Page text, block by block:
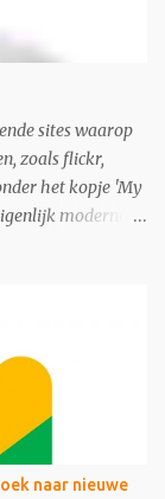
sites waarop
zoals flickr,
het kopje 'My
moderne
naar nieuwe